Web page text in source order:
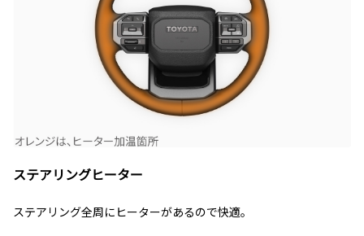
ステアリングヒーター
ステアリング全周にヒーターがあるので快適。